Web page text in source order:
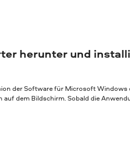
herunter und
der Software für Microsoft Windows
dem Bildschirm. Sobald die